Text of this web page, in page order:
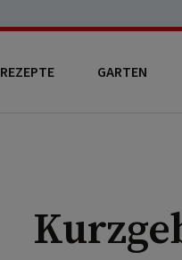
REZEPTE GARTEN